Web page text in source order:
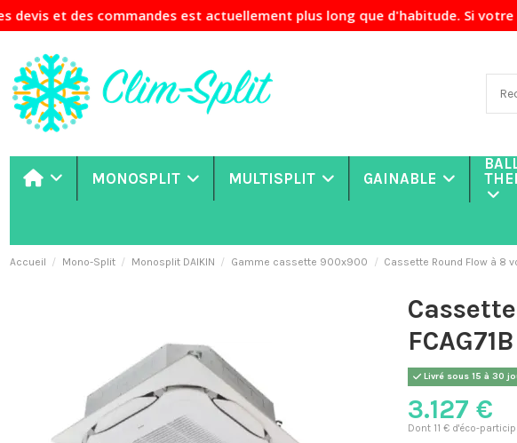
est actuellement plus long que d'habitude. Si votre
MONOSPLIT MULTISPLIT GAINABLE
Accueil Mono-Split Monosplit DAIKIN Gamme cassette 900x900 Cassette Round Flow à 8
Livré sous 15 à 30
3.127 €
Dont 11 € d'éco-